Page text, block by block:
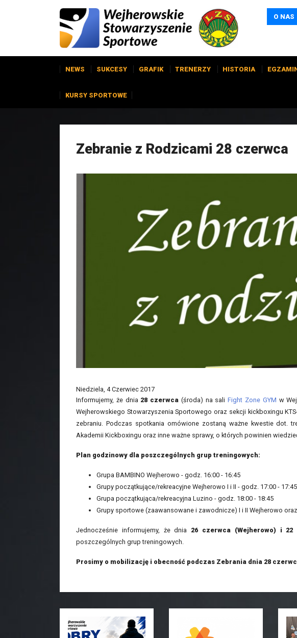
O NAS
NEWS SUKCESY GRAFIK TRENERZY HISTORIA
KURSY SPORTOWE
Zebranie z Rodzicami 28 czerwca
Niedziela, 4 Czerwiec 2017
Informujemy, że dnia 28 czerwca (środa) na saliFight Zone GYM w
Wejherowskiego Stowarzyszenia Sportowego oraz sekcji kickboxingu
zebraniu. Podczas spotkania omówione zostaną ważne kwestie dot.
Akademii Kickboxingu oraz inne ważne sprawy, o których powinien
Plan godzinowy dla poszczególnych grup treningowych:
Grupa BAMBINO Wejherowo - godz. 16:00 - 16:45
Grupy początkujące/rekreacyjne Wejherowo I i II - godz. 17:00 - 17:45
Grupa początkująca/rekreacyjna Luzino - godz. 18:00 - 18:45
Grupy sportowe (zaawansowane i zawodnicze) I i II Wejherowo
Jednocześnie informujemy, że dnia 26 czerwca (Wejherowo) i 22
poszczególnych grup treningowych.
Prosimy o mobilizację i obecność podczas Zebrania dnia 28